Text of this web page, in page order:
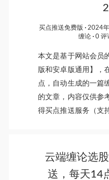
买点推送免费版 2024
缠论
0 评
本文是基于网站会员
版和安卓版通用】，
点，自动生成的一篇
的文章，内容仅供参
得买点推送服务（支
云端缠论选
送，每天14